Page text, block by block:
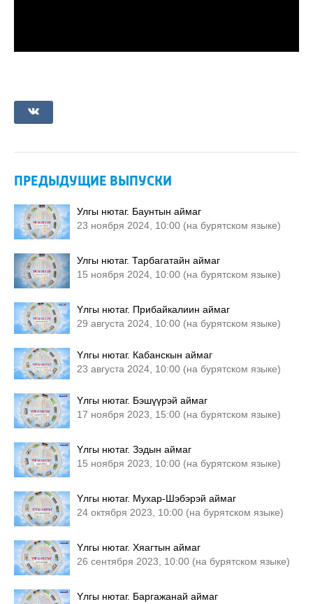
ПРЕДЫДУЩИЕ ВЫПУСКИ
Улгы нютаг. Баунтын аймаг
23 ноября 2024, 10:00 (на бурятском языке)
Улгы нютаг. Тарбагатайн аймаг
15 ноября 2024, 10:00 (на бурятском языке)
Yлгы нютаг. Прибайкалиин аймаг
29 августа 2024, 10:00 (на бурятском языке)
Yлгы нютаг. Кабанскын аймаг
23 августа 2024, 10:00 (на бурятском языке)
Yлгы нютаг. Бэшүүрэй аймаг
17 ноября 2023, 15:00 (на бурятском языке)
Yлгы нютаг. Зэдын аймаг
15 ноября 2023, 10:00 (на бурятском языке)
Yлгы нютаг. Мухар-Шэбэрэй аймаг
24 октября 2023, 10:00 (на бурятском языке)
Yлгы нютаг. Хяагтын аймаг
26 сентября 2023, 10:00 (на бурятском языке)
Yлгы нютаг. Баргажанай аймаг